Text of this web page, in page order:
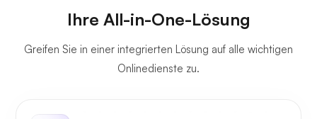
Ihre All-in-One-Lösung
Greifen Sie in einer integrierten Lösung auf alle wichtigen
Onlinedienste zu.